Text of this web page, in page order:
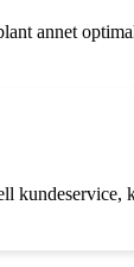
annet
kundeservice,